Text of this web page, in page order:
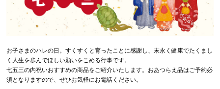
お子さまのハレの日。すくすくと育ったことに感謝し、末永く健康でたくまし
く人生を歩んでほしい願いをこめる行事です。
七五三の内祝いおすすめの商品をご紹介いたします。おあつらえ品はご予約必
須となりますので、ぜひお気軽にお電話ください。